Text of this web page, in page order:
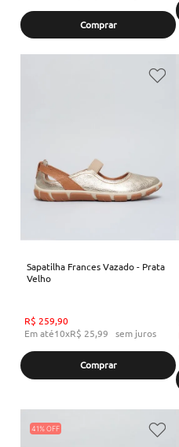
Comprar
Sapatilha Frances Vazado - Prata
Velho
R$ 259,90
Em até10xR$ 25,99 sem juros
Comprar
41%